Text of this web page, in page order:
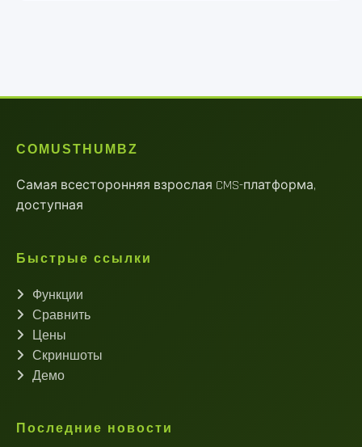
COMUSTHUMBZ
Самая всесторонняя взрослая CMS-платформа,
доступная
Быстрые ссылки
Функции
Сравнить
Цены
Скриншоты
Демо
Последние новости